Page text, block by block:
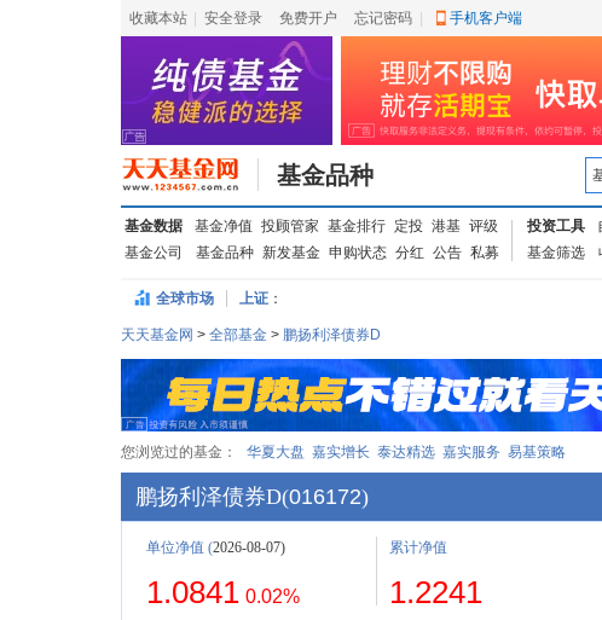
收藏本站 安全登录 免费开户 忘记密码 手机客户端
基金品种
基金数据 基金净值 投顾管家 基金排行 定投 港基 评级
基金公司
基金品种 新发基金 申购状态 分红 公告 私募
投资工具
基金筛选
全球市场 上证：
天天基金网 > 全部基金 > 鹏扬利泽债券D
您浏览过的基金： 华夏大盘 嘉实增长 泰达精选 嘉实服务 易基策略
鹏扬利泽债券D(016172)
单位净值 (2026-08-07)
1.0841 0.02%
累计净值
1.2241